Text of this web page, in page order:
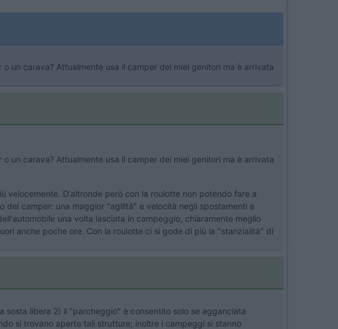
un carava? Attualmente usa il camper dei miei genitori ma è arrivata
un carava? Attualmente usa il camper dei miei genitori ma è arrivata
velocemente. D'altronde però con la roulotte non potendo fare a
camper: una maggior "agilità" e velocità negli spostamenti e
una volta lasciata in campeggio, chiaramente meglio
anche poche ore. Con la roulotte ci si gode di più la "stanzialità" di
libera 2) il "parcheggio" è consentito solo se agganciata
si trovano aperte tali strutture; inoltre i campeggi si stanno